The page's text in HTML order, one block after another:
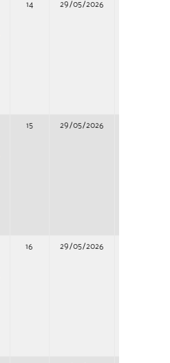
14 29/05/2026
15 29/05/2026
16 29/05/2026